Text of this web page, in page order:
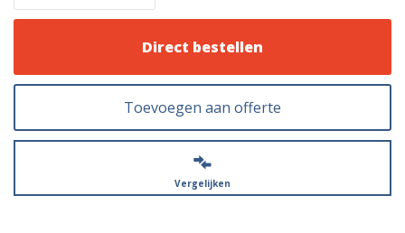
Direct bestellen
Toevoegen aan offerte
Vergelijken